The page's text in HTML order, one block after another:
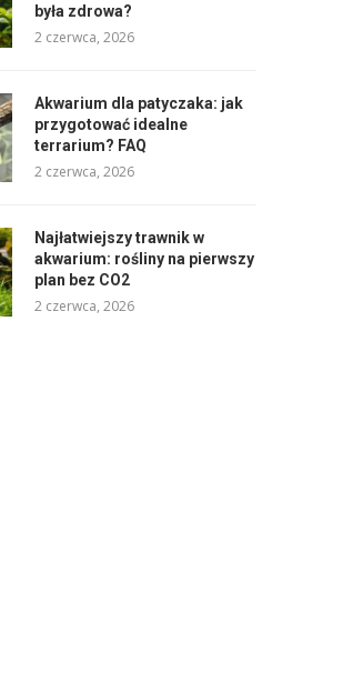
była zdrowa?
2 czerwca, 2026
Akwarium dla patyczaka: jak
przygotować idealne
terrarium? FAQ
2 czerwca, 2026
Najłatwiejszy trawnik w
akwarium: rośliny na pierwszy
plan bez CO2
2 czerwca, 2026